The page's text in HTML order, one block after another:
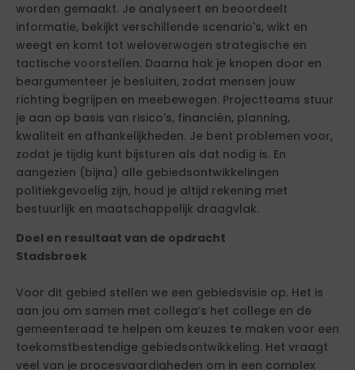
worden gemaakt. Je analyseert en beoordeelt
informatie, bekijkt verschillende scenario's, wikt en
weegt en komt tot weloverwogen strategische en
tactische voorstellen. Daarna hak je knopen door en
beargumenteer je besluiten, zodat mensen jouw
richting begrijpen en meebewegen. Projectteams stuur
je aan op basis van risico's, financiën, planning,
kwaliteit en afhankelijkheden. Je bent problemen voor,
zodat je tijdig kunt bijsturen als dat nodig is. En
aangezien (bijna) alle gebiedsontwikkelingen
politiekgevoelig zijn, houd je altijd rekening met
bestuurlijk en maatschappelijk draagvlak.
Doel en resultaat van de opdracht
Stadsbroek
Voor dit gebied stellen we een gebiedsvisie op. Het is
aan jou om samen met collega’s het college en de
gemeenteraad te helpen om keuzes te maken voor een
toekomstbestendige gebiedsontwikkeling. Het vraagt
veel van je procesvaardigheden om in een complex